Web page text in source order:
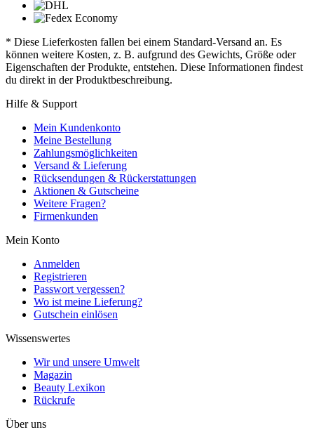
* Diese Lieferkosten fallen bei einem Standard-Versand an. Es
können weitere Kosten, z. B. aufgrund des Gewichts, Größe oder
Eigenschaften der Produkte, entstehen. Diese Informationen findest
du direkt in der Produktbeschreibung.
Hilfe & Support
Mein Kundenkonto
Meine Bestellung
Zahlungsmöglichkeiten
Versand & Lieferung
Rücksendungen & Rückerstattungen
Aktionen & Gutscheine
Weitere Fragen?
Firmenkunden
Mein Konto
Anmelden
Registrieren
Passwort vergessen?
Wo ist meine Lieferung?
Gutschein einlösen
Wissenswertes
Wir und unsere Umwelt
Magazin
Beauty Lexikon
Rückrufe
Über uns